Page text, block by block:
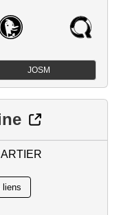
JOSM